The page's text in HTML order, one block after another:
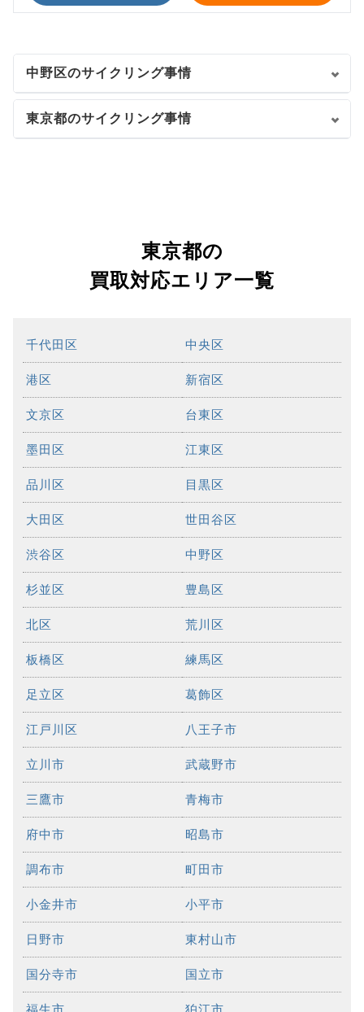
中野区のサイクリング事情
東京都のサイクリング事情
東京都の
買取対応エリア一覧
千代田区 中央区
港区 新宿区
文京区 台東区
墨田区 江東区
品川区 目黒区
大田区 世田谷区
渋谷区 中野区
杉並区 豊島区
北区 荒川区
板橋区 練馬区
足立区 葛飾区
江戸川区 八王子市
立川市 武蔵野市
三鷹市 青梅市
府中市 昭島市
調布市 町田市
小金井市 小平市
日野市 東村山市
国分寺市 国立市